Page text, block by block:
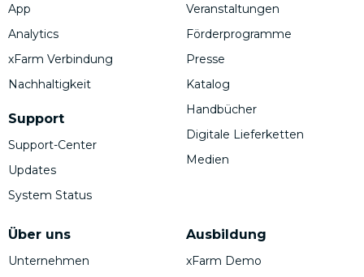
App
Analytics
xFarm Verbindung
Nachhaltigkeit
Support
Support-Center
Updates
System Status
Über uns
Unternehmen
Veranstaltungen
Förderprogramme
Presse
Katalog
Handbücher
Digitale Lieferketten
Medien
Ausbildung
xFarm Demo